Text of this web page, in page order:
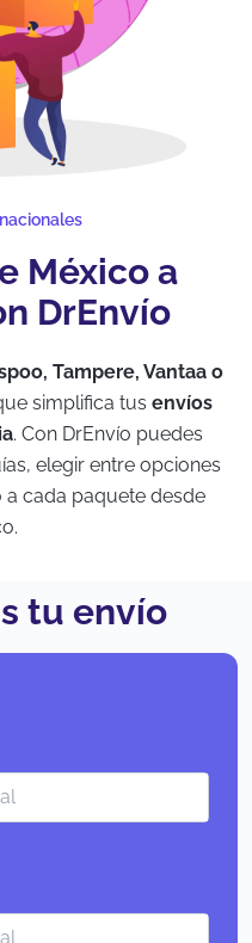
México a
DrEnvío
Tampere, Vantaa o
simplifica tus envíos
. Con DrEnvío puedes
elegir entre opciones
cada paquete desde
tu envío